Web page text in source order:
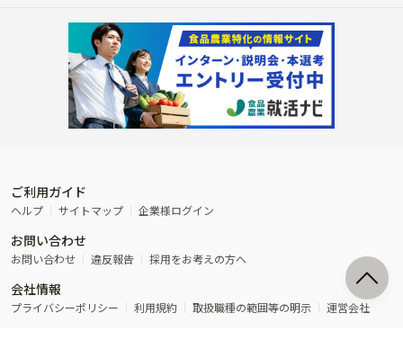
レースで活躍する馬の手入れや子馬
その他畜産
その他動物の畜産業（羊、ウズラな
ど）
ビニールハウスで観賞用植物の栽
植物工場
環境制御された工場で野菜の生産管
理
農業用の機械・機材の開発・販
流通･商社
農産物・農産品の物流・卸し・輸出
入
製造･加工･販売 福祉
その他農業関連企業
ネス
木材の植林・伐採・加工、または
漁業･養殖
魚介類の採捕・養殖、または水産加
工場
研究･開発 WEB･IT
その他職種
AT免許OK
内定まで最短1週間 管理者･幹部採用
年間休日100日以上
経験者優遇 独立支援可能
寮･社宅相談可
転職おまかせ求人
ご利用ガイド
ヘルプ サイトマップ 企業様ログイン
お問い合わせ
お問い合わせ 違反報告 採用をお考えの方へ
会社情報
プライバシーポリシー 利用規約 取扱職種の範囲等の明示 運営会社